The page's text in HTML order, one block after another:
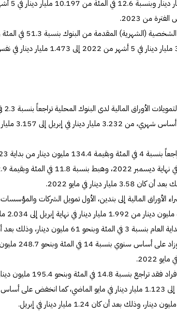
دينار، لتهبط من 3.024 مليار دينار في 5 أشهر
75.3 مليون دينار على
دينار في مايو 2022.
الأوراق المالية إلى بندين، الأول تمويل الشركات
2 في
دينار في نهاية